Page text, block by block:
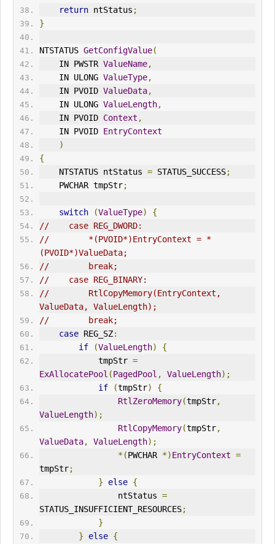
return ntStatus ;
}
NTSTATUS GetConfigValue(
    IN PWSTR
ValueName,
    IN ULONG
ValueType,
    IN PVOID
ValueData,
    IN ULONG
ValueLength,
    IN PVOID
Context ,
    IN PVOID
EntryContext
)
{
    NTSTATUS ntStatus
= STATUS_SUCCESS;
    PWCHAR tmpStr
;
switch (ValueType)
{
//    case REG_DWORD:
//        *(PVOID*)EntryContext = *
(PVOID*)ValueData;
//        break;
//    case REG_BINARY:
//        RtlCopyMemory(EntryContext,
ValueData, ValueLength);
//        break;
case REG_SZ:
if
(ValueLength)
{
            tmpStr
=
ExAllocatePool (PagedPool , ValueLength);
if
(tmpStr)
{
RtlZeroMemory(tmpStr,
ValueLength);
RtlCopyMemory(tmpStr,
ValueData, ValueLength);
*(PWCHAR *)EntryContext =
tmpStr;
}
else {
                ntStatus
=
STATUS_INSUFFICIENT_RESOURCES;
}
}
else {